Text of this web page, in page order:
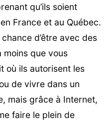
qu’ils soient
France et au Québec.
d’être avec des
moins que vous
où ils autorisent les
de vivre dans un
mais grâce à Internet,
faire le plein de